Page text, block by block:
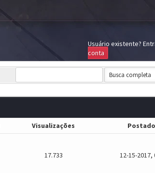
Usuário existente?
conta
Visualizações Postado
17.733 12-15-2017,